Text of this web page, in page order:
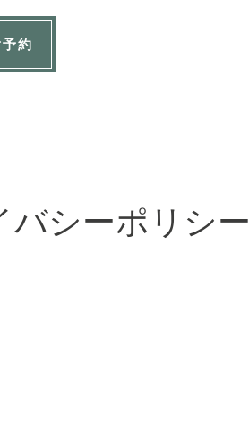
約
バシーポリシー